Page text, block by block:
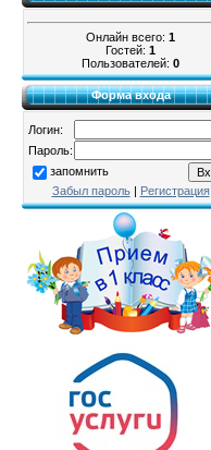
Онлайн всего: 1
Гостей: 1
Пользователей: 0
Форма входа
Логин:
Пароль:
запомнить
Забыл пароль| Регистрация